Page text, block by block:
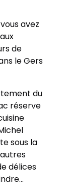
avez
de
le Gers
du
réserve
sous la
délices